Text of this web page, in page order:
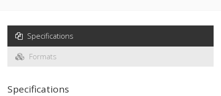
Specifications
Formats
Specifications